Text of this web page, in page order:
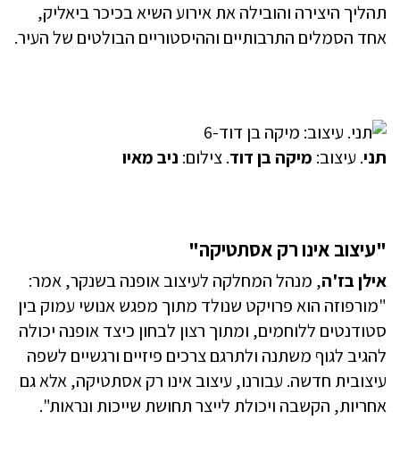
תהליך היצירה והובילה את אירוע השיא בכיכר ביאליק,
אחד הסמלים התרבותיים וההיסטוריים הבולטים של העיר.
תני. עיצוב: מיקה בן דוד. צילום: ניב מאיו
"עיצוב אינו רק אסתטיקה"
אילן בז'ה, מנהל המחלקה לעיצוב אופנה בשנקר, אמר:
"מורפוזה הוא פרויקט שנולד מתוך מפגש אנושי עמוק בין
סטודנטים ללוחמים, ומתוך רצון לבחון כיצד אופנה יכולה
להגיב לגוף משתנה ולתרגם צרכים פיזיים ורגשיים לשפה
עיצובית חדשה. עבורנו, עיצוב אינו רק אסתטיקה, אלא גם
אחריות, הקשבה ויכולת לייצר תחושת שייכות ונראות".